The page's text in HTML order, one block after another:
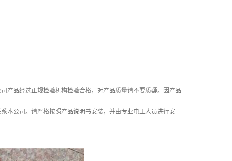
产品经过正规检验机构检验合格，对产品质量请不要质疑。因产品
本公司。请严格按照产品说明书安装，并由专业电工人员进行安